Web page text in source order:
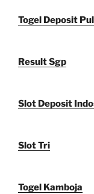
Togel Deposit
Result Sgp
Slot Deposit
Slot Tri
Togel Kamboja